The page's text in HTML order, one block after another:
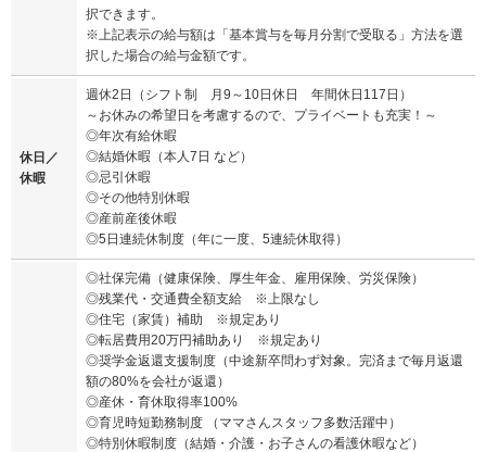
択できます。
※上記表示の給与額は「基本賞与を毎月分割で受取る」方法を選
択した場合の給与金額です。
休日／
休暇
週休2日（シフト制 月9～10日休日 年間休日117日）
～お休みの希望日を考慮するので、プライベートも充実！～
◎年次有給休暇
◎結婚休暇（本人7日 など）
◎忌引休暇
◎その他特別休暇
◎産前産後休暇
◎5日連続休制度（年に一度、5連続休取得）
◎社保完備（健康保険、厚生年金、雇用保険、労災保険）
◎残業代・交通費全額支給 ※上限なし
◎住宅（家賃）補助 ※規定あり
◎転居費用20万円補助あり ※規定あり
◎奨学金返還支援制度（中途新卒問わず対象。完済まで毎月返還
額の80%を会社が返還）
◎産休・育休取得率100%
◎育児時短勤務制度 （ママさんスタッフ多数活躍中）
◎特別休暇制度（結婚・介護・お子さんの看護休暇など）